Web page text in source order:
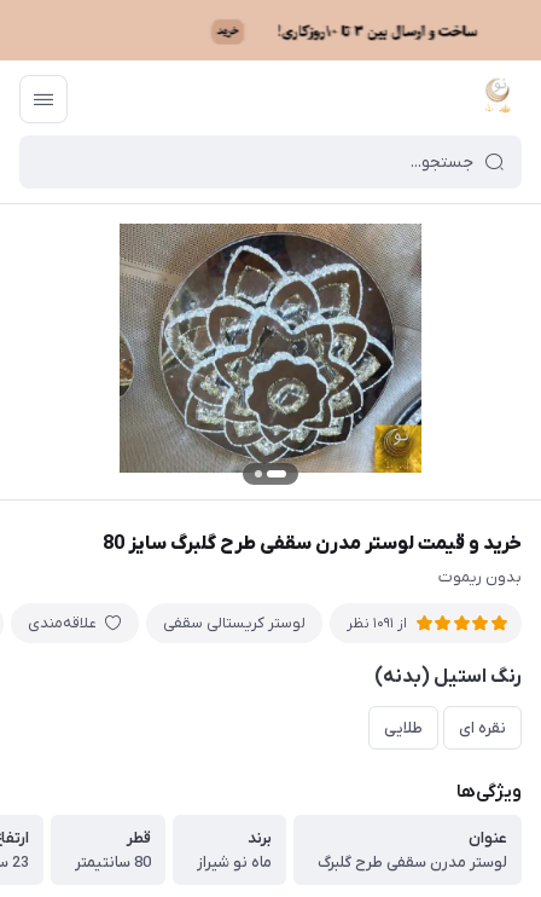
ماه نو / خرید لوستر بر اساس مدل
خرید و قیمت لوستر مدرن سقفی طرح گلبرگ سایز 80
بدون ریموت
از 1091 نظر لوستر کریستالی سقفی علاقه‌مندی
رنگ استیل (بدنه)
نقره ای طلایی
ویژگی‌ها
عنوان
لوستر مدرن سقفی طرح گلبرگ
برند
ماه نو شیراز
قطر
80 سانتیمتر
23 سانتیمتر